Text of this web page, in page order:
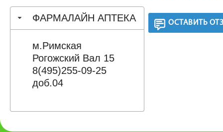
ФАРМАЛАЙН АПТЕКА
м.Римская
Рогожский Вал 15
8(495)255-09-25
доб.04
ОСТАВИТЬ